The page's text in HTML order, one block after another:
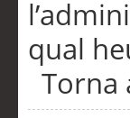
qual
Torna